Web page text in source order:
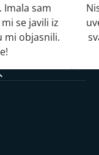
sam
se javili iz
mi objasnili.